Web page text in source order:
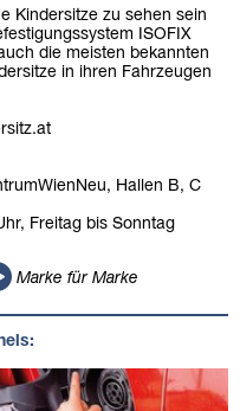
Kindersitze zu sehen sein
ISOFIX
die meisten bekannten
in ihren Fahrzeugen
Hallen B, C
Freitag bis Sonntag
Marke für Marke